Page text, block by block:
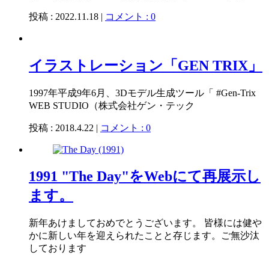
投稿 : 2022.11.18 | コメント : 0
イラストレーション「GEN TRIX」
1997年平成9年6月、3Dモデル生成ツール「 #Gen-Trix
WEB STUDIO（株式会社ゲン・テック
投稿 : 2018.4.22 | コメント : 0
1991 "The Day"をWebにて再展示し
ます。
新年あけましておめでとうございます。 皆様には健や
かに新しい年を迎えられたことと存じます。ご無沙汰
しております